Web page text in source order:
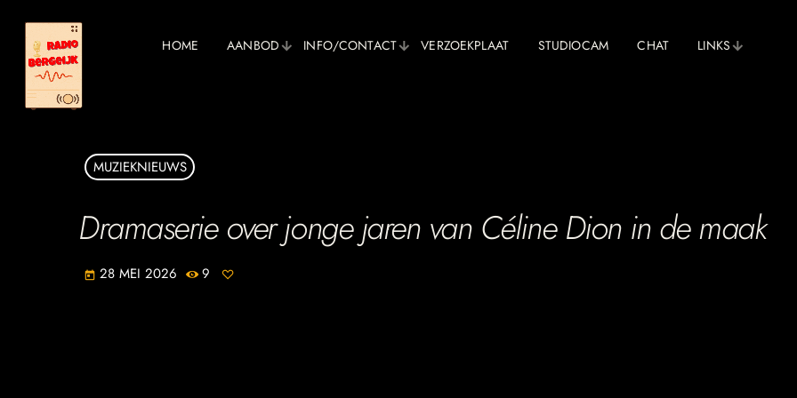
HOME AANBOD INFO/CONTACT VERZOEKPLAAT STUDIOCAM CHAT LINKS
MUZIEKNIEUWS
Dramaserie over jonge jaren van Céline Dion in de maak
today 28 MEI 2026 9